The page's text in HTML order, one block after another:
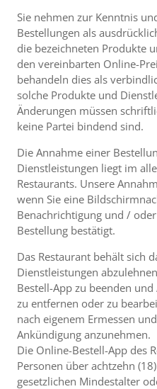
Sie nehmen zur Kenntnis
Bestellungen als
die bezeichneten Produkte
den vereinbarten Online-
behandeln dies als
solche Produkte und
Änderungen müssen
keine Partei bindend sind.
Die Annahme einer
Dienstleistungen liegt im
Restaurants. Unsere
wenn Sie eine
Benachrichtigung und /
Bestellung bestätigt.
Das Restaurant behält sich
Dienstleistungen
Bestell-App zu beenden
zu entfernen oder zu
nach eigenem Ermessen
Ankündigung anzunehmen.
Die Online-Bestell-App des
Personen über achtzehn
gesetzlichen Mindestalter